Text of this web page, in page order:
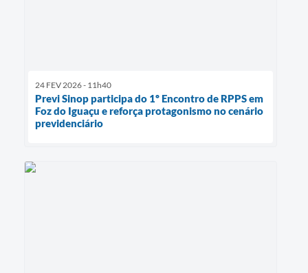
24 FEV 2026 - 11h40
Previ Sinop participa do 1º Encontro de RPPS em
Foz do Iguaçu e reforça protagonismo no cenário
previdenciário